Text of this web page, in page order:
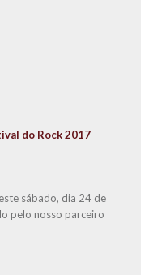
do Rock 2017
sábado, dia 24 de
pelo nosso parceiro